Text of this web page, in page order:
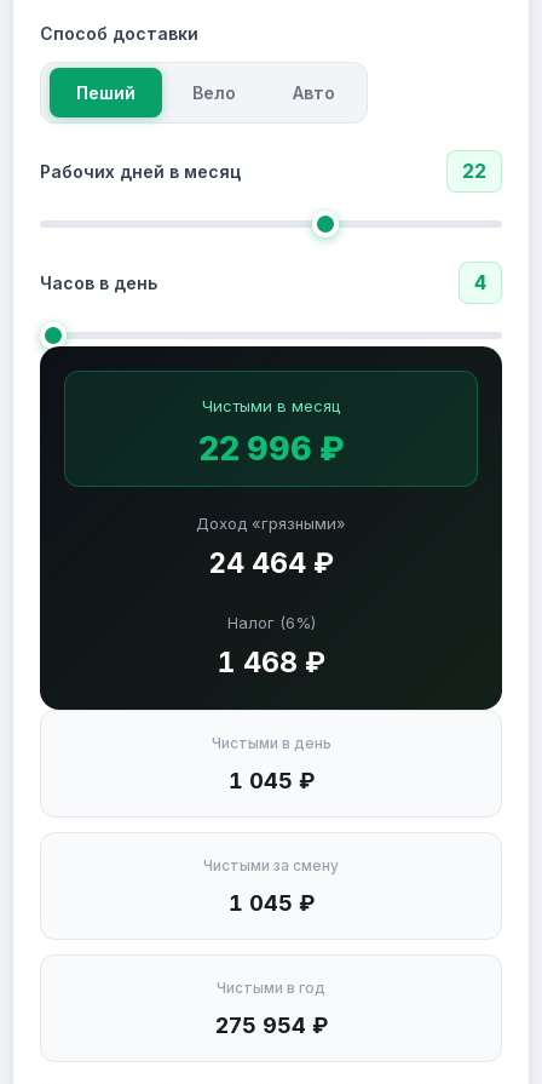
Способ доставки
Пеший Вело Авто
Рабочих дней в месяц 22
Часов в день 4
Доход «грязными»
24 464 ₽
Налог (6%)
1 468 ₽
Чистыми в месяц
22 996 ₽
Чистыми в день
1 045 ₽
Чистыми за смену
1 045 ₽
Чистыми в год
275 954 ₽